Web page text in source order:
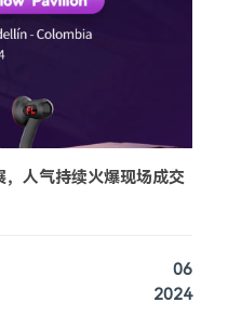
人气持续火爆现场成交
06
2024